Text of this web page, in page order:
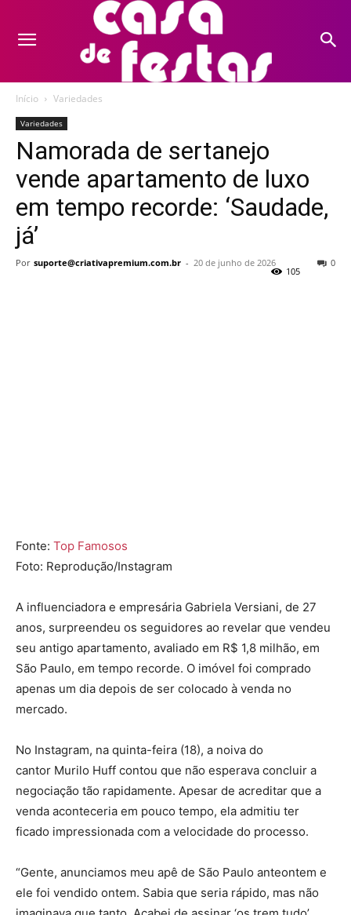
Início Variedades
Variedades
Namorada de sertanejo
vende apartamento de luxo
em tempo recorde: ‘Saudade,
já’
Por suporte@criativapremium.com.br - 20 de junho de 2026 0
105
Fonte: Top Famosos
Foto: Reprodução/Instagram
A influenciadora e empresária Gabriela Versiani, de 27
anos, surpreendeu os seguidores ao revelar que vendeu
seu antigo apartamento, avaliado em R$ 1,8 milhão, em
São Paulo, em tempo recorde. O imóvel foi comprado
apenas um dia depois de ser colocado à venda no
mercado.
No Instagram, na quinta-feira (18), a noiva do
cantor Murilo Huff contou que não esperava concluir a
negociação tão rapidamente. Apesar de acreditar que a
venda aconteceria em pouco tempo, ela admitiu ter
ficado impressionada com a velocidade do processo.
“Gente, anunciamos meu apê de São Paulo anteontem e
ele foi vendido ontem. Sabia que seria rápido, mas não